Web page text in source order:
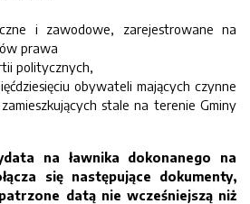
i zawodowe, zarejestrowane na
prawa
politycznych,
obywateli mających czynne
stale na terenie Gminy
na ławnika dokonanego na
się następujące dokumenty,
datą nie wcześniejszą niż